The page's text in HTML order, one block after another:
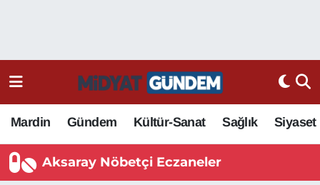
Mardin Gündem Kültür-Sanat Sağlık Siyaset
Aksaray Nöbetçi Eczaneler